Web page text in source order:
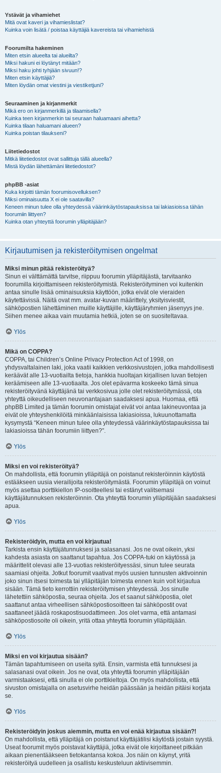
Ystävät ja vihamiehet
Mitä ovat kaveri ja vihamieslistat?
Kuinka voin lisätä / poistaa käyttäjiä kavereista tai vihamiehistä
Foorumilta hakeminen
Miten etsin alueelta tai alueilta?
Miksi hakuni ei löytänyt mitään?
Miksi haku johti tyhjään sivuun!?
Miten etsin käyttäjiä?
Miten löydän omat viestini ja viestiketjuni?
Seuraaminen ja kirjanmerkit
Mikä ero on kirjanmerkillä ja tilaamisella?
Kuinka teen kirjanmerkin tai seuraan haluamaani aihetta?
Kuinka tilaan haluamani alueen?
Kuinka poistan tilaukseni?
Liitetiedostot
Mitkä liitetiedostot ovat sallittuja tällä alueella?
Mistä löydän lähettämäni liitetiedostot?
phpBB -asiat
Kuka kirjoitti tämän foorumisovelluksen?
Miksi ominaisuutta X ei ole saatavilla?
Keneen minun tulee olla yhteydessä väärinkäytöstapauksissa tai lakiasioissa tähän
foorumiin liittyen?
Kuinka otan yhteyttä foorumin ylläpitäjään?
Kirjautumisen ja rekisteröitymisen ongelmat
Miksi minun pitää rekisteröityä?
Sinun ei välttämättä tarvitse, riippuu foorumin ylläpitäjästä, tarvitaanko
foorumilla kirjoittamiseen rekisteröitymistä. Rekisteröityminen voi kuitenkin
antaa sinulle lisää ominaisuuksia käyttöön, jotka eivät ole vieraiden
käytettävissä. Näitä ovat mm. avatar-kuvan määrittely, yksityisviestit,
sähköpostien lähettäminen muille käyttäjille, käyttäjäryhmien jäsenyys jne.
Siihen menee aikaa vain muutamia hetkiä, joten se on suositeltavaa.
Ylös
Mikä on COPPA?
COPPA, tai Children’s Online Privacy Protection Act of 1998, on
yhdysvaltalainen laki, joka vaatii kaikkien verkkosivustojen, jotka mahdollisesti
keräävät alle 13-vuotiailta tietoja, hankkia huoltajan kirjallisen luvan tietojen
keräämiseen alle 13-vuotiaalta. Jos olet epävarma koskeeko tämä sinua
rekisteröityvänä käyttäjänä tai verkkosivua jolle olet rekisteröitymässä, ota
yhteyttä oikeudelliseen neuvonantajaan saadaksesi apua. Huomaa, että
phpBB Limited ja tämän foorumin omistajat eivät voi antaa lakineuvontaa ja
eivät ole yhteyshenkilöitä minkäänlaisissa lakiasioissa, lukuunottamatta
kysymystä “Keneen minun tulee olla yhteydessä väärinkäytöstapauksissa tai
lakiasioissa tähän foorumiin liittyen?”.
Ylös
Miksi en voi rekisteröityä?
On mahdollista, että foorumin ylläpitäjä on poistanut rekisteröinnin käytöstä
estääkseen uusia vierailijoita rekisteröitymästä. Foorumin ylläpitäjä on voinut
myös asettaa porttikiellon IP-osoitteellesi tai estänyt valitsemasi
käyttäjätunnuksen rekisteröinnin. Ota yhteyttä foorumin ylläpitäjään saadaksesi
apua.
Ylös
Rekisteröidyin, mutta en voi kirjautua!
Tarkista ensin käyttäjätunnuksesi ja salasanasi. Jos ne ovat oikein, yksi
kahdesta asiasta on saattanut tapahtua. Jos COPPA-tuki on käytössä ja
määrittelit olevasi alle 13-vuotias rekisteröityessäsi, sinun tulee seurata
saamiasi ohjeita. Jotkut foorumit vaativat myös uusien tunnusten aktivoinnin
joko sinun itsesi toimesta tai ylläpitäjän toimesta ennen kuin voit kirjautua
sisään. Tämä tieto kerrottiin rekisteröitymisen yhteydessä. Jos sinulle
lähetettiin sähköpostia, seuraa ohjeita. Jos et saanut sähköpostia, olet
saattanut antaa virheellisen sähköpostiosoitteen tai sähköpostit ovat
saattaneet jäädä roskapostisuodattimeen. Jos olet varma, että antamasi
sähköpostiosoite oli oikein, yritä ottaa yhteyttä foorumin ylläpitäjään.
Ylös
Miksi en voi kirjautua sisään?
Tämän tapahtumiseen on useita syitä. Ensin, varmista että tunnuksesi ja
salasanasi ovat oikein. Jos ne ovat, ota yhteyttä foorumin ylläpitäjään
varmistaaksesi, että sinulla ei ole porttikieltoja. On myös mahdollista, että
sivuston omistajalla on asetusvirhe heidän päässään ja heidän pitäisi korjata
se.
Ylös
Rekisteröidyin joskus aiemmin, mutta en voi enää kirjautua sisään?!
On mahdollista, että ylläpitäjä on poistanut käyttäjätilisi käytöstä jostain syystä.
Useat foorumit myös poistavat käyttäjiä, jotka eivät ole kirjoittaneet pitkään
aikaan pienentääkseen tietokantansa kokoa. Jos näin on käynyt, yritä
rekisteröityä uudelleen ja osallistu keskusteluun aktiivisemmin.